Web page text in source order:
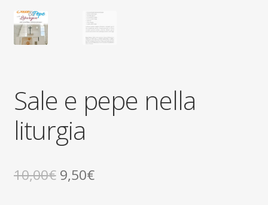
Sale e pepe nella
liturgia
10,00€ Il
9,50€Il